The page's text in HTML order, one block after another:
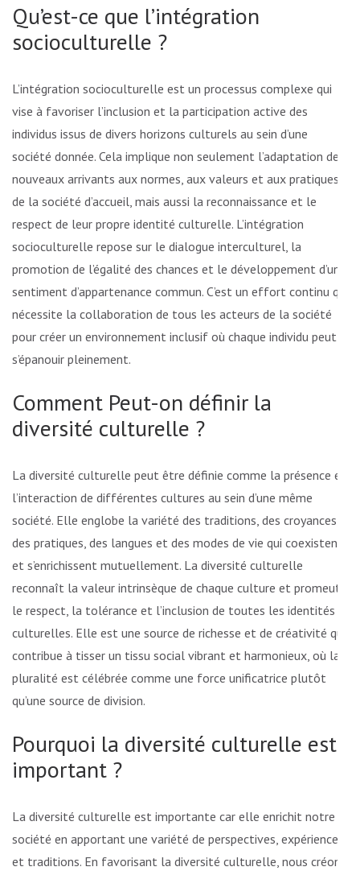
Qu’est-ce que l’intégration
socioculturelle ?
L’intégration socioculturelle est un processus complexe qui
vise à favoriser l’inclusion et la participation active des
individus issus de divers horizons culturels au sein d’une
société donnée. Cela implique non seulement l’adaptation des
nouveaux arrivants aux normes, aux valeurs et aux pratiques
de la société d’accueil, mais aussi la reconnaissance et le
respect de leur propre identité culturelle. L’intégration
socioculturelle repose sur le dialogue interculturel, la
promotion de l’égalité des chances et le développement d’un
sentiment d’appartenance commun. C’est un effort continu qui
nécessite la collaboration de tous les acteurs de la société
pour créer un environnement inclusif où chaque individu peut
s’épanouir pleinement.
Comment Peut-on définir la
diversité culturelle ?
La diversité culturelle peut être définie comme la présence et
l’interaction de différentes cultures au sein d’une même
société. Elle englobe la variété des traditions, des croyances,
des pratiques, des langues et des modes de vie qui coexistent
et s’enrichissent mutuellement. La diversité culturelle
reconnaît la valeur intrinsèque de chaque culture et promeut
le respect, la tolérance et l’inclusion de toutes les identités
culturelles. Elle est une source de richesse et de créativité qui
contribue à tisser un tissu social vibrant et harmonieux, où la
pluralité est célébrée comme une force unificatrice plutôt
qu’une source de division.
Pourquoi la diversité culturelle est
important ?
La diversité culturelle est importante car elle enrichit notre
société en apportant une variété de perspectives, expériences
et traditions. En favorisant la diversité culturelle, nous créons